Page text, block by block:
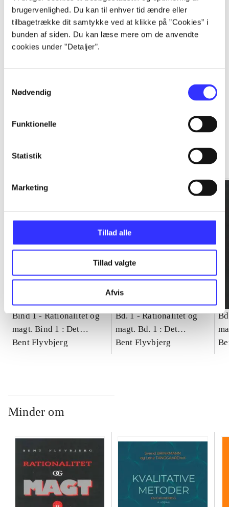
brugervenlighed. Du kan til enhver tid ændre eller
tilbagetrække dit samtykke ved at klikke på ”Cookies” i
bunden af siden. Du kan læse mere om de anvendte
cookies under ”Detaljer”.
Nødvendig
Funktionelle
Statistik
Marketing
Tillad alle
Tillad valgte
Afvis
...
Gå til serien
Bind 1 -Rationalitet og
magt. Bind 1 : Det
konkretes videnskab
Bent Flyvbjerg
Bd. 1 -Rationalitet og
magt. Bd. 1 : Det
konkretes videnskab
Bent Flyvbjerg
Minder om